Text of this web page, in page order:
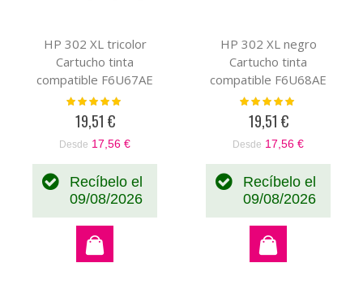
HP 302 XL tricolor
Cartucho tinta
compatible F6U67AE
Valoración:
19,51 €
Desde 17,56 €
Recíbelo el
09/08/2026
HP 302 XL negro
Cartucho tinta
compatible F6U68AE
Valoración:
19,51 €
Desde 17,56 €
Recíbelo el
09/08/2026